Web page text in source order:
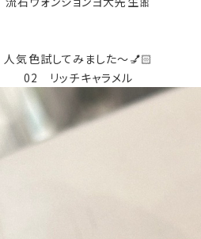
人気色試してみました～💅🏻
02 リッチキャラメル